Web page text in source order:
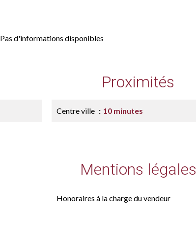
Pas d'informations disponibles
Proximités
Centre ville 10 minutes
Mentions légales
Honoraires à la charge du vendeur